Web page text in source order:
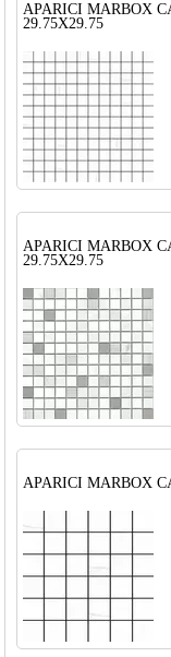
APARICI MARBOX
29.75X29.75
APARICI MARBOX
29.75X29.75
APARICI MARBOX